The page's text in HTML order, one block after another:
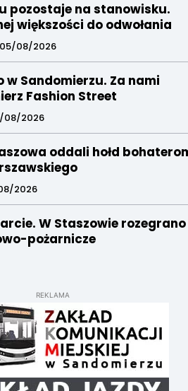
pozostaje na stanowisku.
większości do odwołania
05/08/2026
w Sandomierzu. Za nami
Fashion Street
08/2026
oddali hołd
2026
W Staszowie rozegrano
pożarnicze
REKLAMA